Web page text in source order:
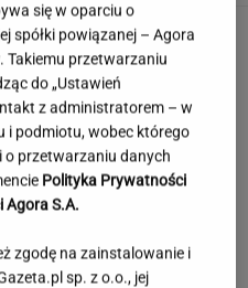
się w oparciu o
spółki powiązanej – Agora
Takiemu przetwarzaniu
do „Ustawień
z administratorem – w
i podmiotu, wobec którego
o przetwarzaniu danych
Polityka Prywatności
Agora S.A.
zgodę na zainstalowanie i
sp. z o.o., jej